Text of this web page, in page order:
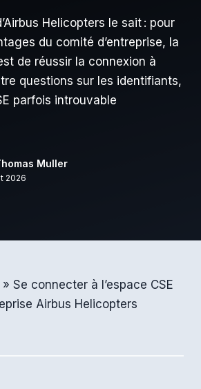
Helicopters le sait : pour
du comité d’entreprise, la
de réussir la connexion à
questions sur les identifiants,
parfois introuvable
Muller
2026
» Se connecter à l’espace CSE
Airbus Helicopters